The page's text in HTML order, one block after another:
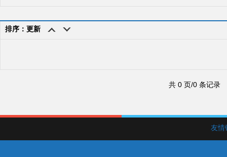
排序：更新
共 0 页/0 条记录
友